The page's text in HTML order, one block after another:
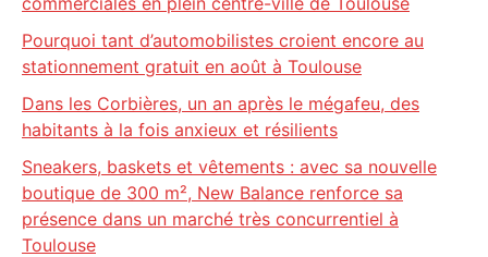
Pourquoi tant d’automobilistes croient encore au
stationnement gratuit en août à Toulouse
Dans les Corbières, un an après le mégafeu, des
habitants à la fois anxieux et résilients
Sneakers, baskets et vêtements : avec sa nouvelle
boutique de 300 m², New Balance renforce sa
présence dans un marché très concurrentiel à
Toulouse